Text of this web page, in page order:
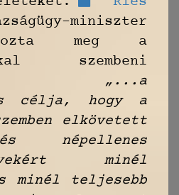
miniszter
meg a
szembeni
„...a
célja, hogy a
elkövetett
népellenes
minél
minél teljesebb